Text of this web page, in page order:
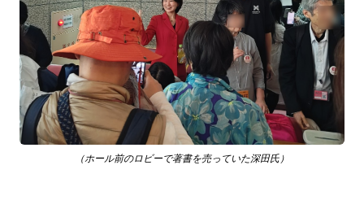
（ホール前のロビーで著書を売っていた深田氏）